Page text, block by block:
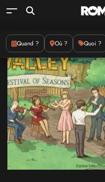
Quand ? Où ? Quoi ?